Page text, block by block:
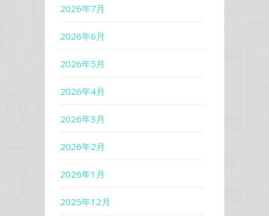
2026年7月
2026年6月
2026年5月
2026年4月
2026年3月
2026年2月
2026年1月
2025年12月